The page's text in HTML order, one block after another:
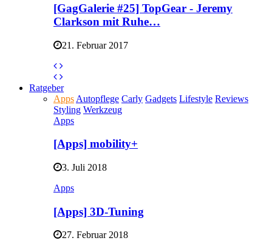
[GagGalerie #25] TopGear - Jeremy
Clarkson mit Ruhe…
21. Februar 2017
Ratgeber
Apps Autopflege Carly Gadgets Lifestyle Reviews
Styling Werkzeug
Apps
[Apps] mobility+
3. Juli 2018
Apps
[Apps] 3D-Tuning
27. Februar 2018